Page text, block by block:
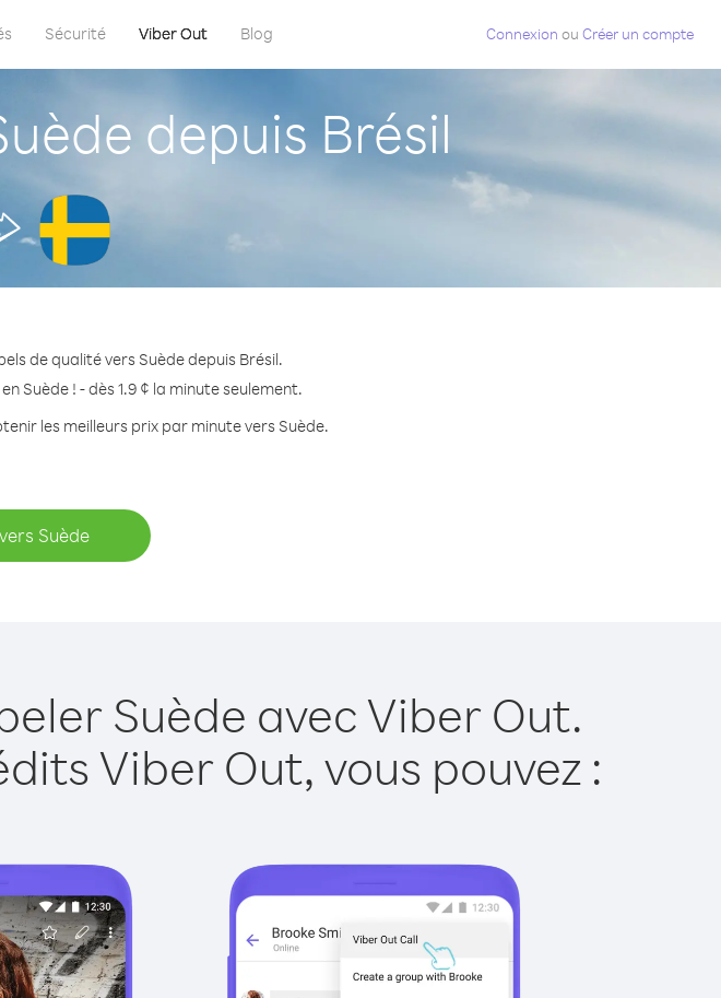
Sécurité Viber Out Blog Connexion ou Créer un compte
depuis Brésil
de qualité vers Suède depuis Brésil.
Suède ! - dès 1.9 ¢ la minute seulement.
les meilleurs prix par minute vers Suède.
Suède
Suède avec Viber Out.
Viber Out, vous pouvez :